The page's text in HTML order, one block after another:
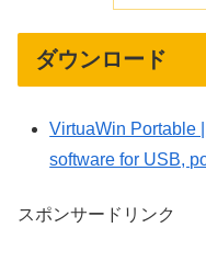
ダウンロード
VirtuaWin Portable
software for USB,
スポンサードリンク